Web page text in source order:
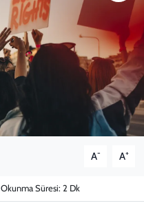
A- A+
Okunma Süresi: 2 Dk